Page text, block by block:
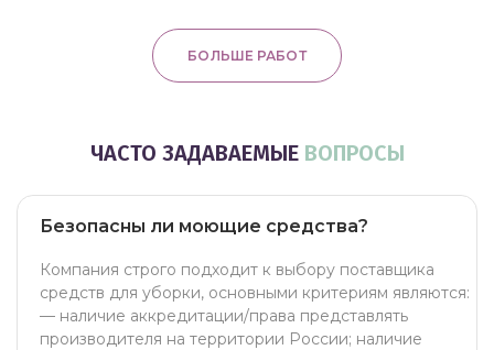
БОЛЬШЕ РАБОТ
ЧАСТО ЗАДАВАЕМЫЕ ВОПРОСЫ
Безопасны ли моющие средства?
Компания строго подходит к выбору поставщика
средств для уборки, основными критериям являются:
— наличие аккредитации/права представлять
производителя на территории России; наличие